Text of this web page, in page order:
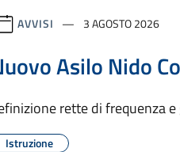
AVVISI 3 AGOSTO 2026
Asilo Nido
rette di frequenza
Istruzione